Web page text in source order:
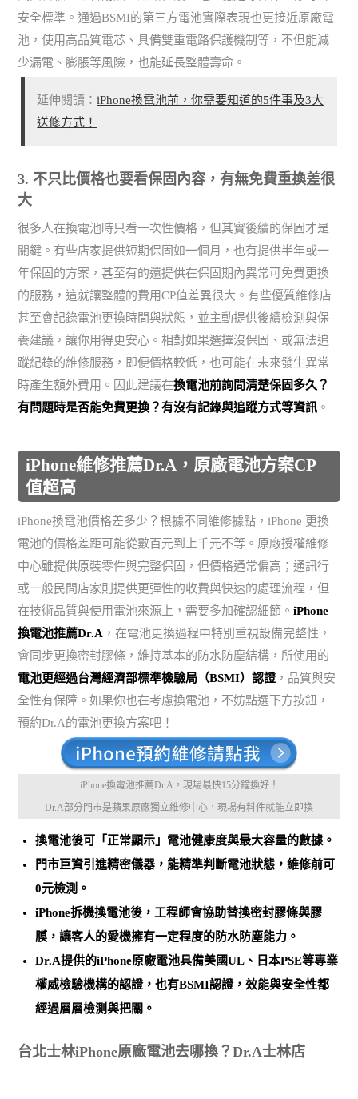
安全標準。通過BSMI的第三方電池實際表現也更接近原廠電
池，使用高品質電芯、具備雙重電路保護機制等，不但能減
少漏電、膨脹等風險，也能延長整體壽命。
延伸閱讀：iPhone換電池前，你需要知道的5件事及3大
送修方式！
3. 不只比價格也要看保固內容，有無免費重換差很
大
很多人在換電池時只看一次性價格，但其實後續的保固才是
關鍵。有些店家提供短期保固如一個月，也有提供半年或一
年保固的方案，甚至有的還提供在保固期內異常可免費更換
的服務，這就讓整體的費用CP值差異很大。有些優質維修店
甚至會記錄電池更換時間與狀態，並主動提供後續檢測與保
養建議，讓你用得更安心。相對如果選擇沒保固、或無法追
蹤紀錄的維修服務，即便價格較低，也可能在未來發生異常
時產生額外費用。因此建議在換電池前詢問清楚保固多久？
有問題時是否能免費更換？有沒有記錄與追蹤方式等資訊 。
iPhone維修推薦Dr.A，原廠電池方案CP
值超高
iPhone換電池價格差多少？根據不同維修據點，iPhone 更換
電池的價格差距可能從數百元到上千元不等。原廠授權維修
中心雖提供原裝零件與完整保固，但價格通常偏高；通訊行
或一般民間店家則提供更彈性的收費與快速的處理流程，但
在技術品質與使用電池來源上，需要多加確認細節。iPhone
換電池推薦Dr.A ，在電池更換過程中特別重視設備完整性，
會同步更換密封膠條，維持基本的防水防塵結構，所使用的
電池更經過台灣經濟部標準檢驗局（BSMI）認證，品質與安
全性有保障。如果你也在考慮換電池，不妨點選下方按鈕，
預約Dr.A的電池更換方案吧！
iPhone換電池推薦Dr.A，現場最快15分鐘換好！
Dr.A部分門市是蘋果原廠獨立維修中心，現場有料件就能立即換
換電池後可 「正常顯示」電池健康度與最大容量的數據 。
門市巨資引進精密儀器，能精準判斷電池狀態，維修前可
0元檢測 。
iPhone拆機換電池後，工程師會協助替換密封膠條與膠
膜 ，讓客人的愛機擁有一定程度的防水防塵能力。
Dr.A提供的iPhone原廠電池具備美國UL、日本PSE等專業
權威檢驗機構的認證，也有BSMI認證，效能與安全性都
經過層層檢測與把關。
台北士林iPhone原廠電池去哪換？Dr.A士林店